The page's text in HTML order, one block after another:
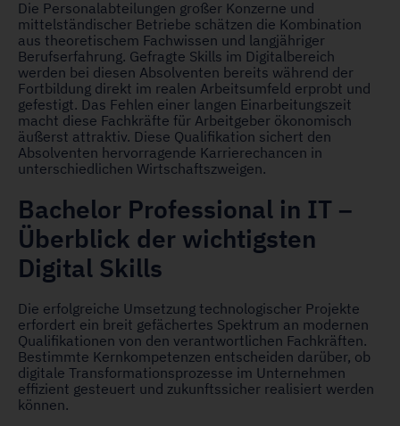
Die Personalabteilungen großer Konzerne und
mittelständischer Betriebe schätzen die Kombination
aus theoretischem Fachwissen und langjähriger
Berufserfahrung. Gefragte Skills im Digitalbereich
werden bei diesen Absolventen bereits während der
Fortbildung direkt im realen Arbeitsumfeld erprobt und
gefestigt. Das Fehlen einer langen Einarbeitungszeit
macht diese Fachkräfte für Arbeitgeber ökonomisch
äußerst attraktiv. Diese Qualifikation sichert den
Absolventen hervorragende Karrierechancen in
unterschiedlichen Wirtschaftszweigen.
Bachelor Professional in IT –
Überblick der wichtigsten
Digital Skills
Die erfolgreiche Umsetzung technologischer Projekte
erfordert ein breit gefächertes Spektrum an modernen
Qualifikationen von den verantwortlichen Fachkräften.
Bestimmte Kernkompetenzen entscheiden darüber, ob
digitale Transformationsprozesse im Unternehmen
effizient gesteuert und zukunftssicher realisiert werden
können.